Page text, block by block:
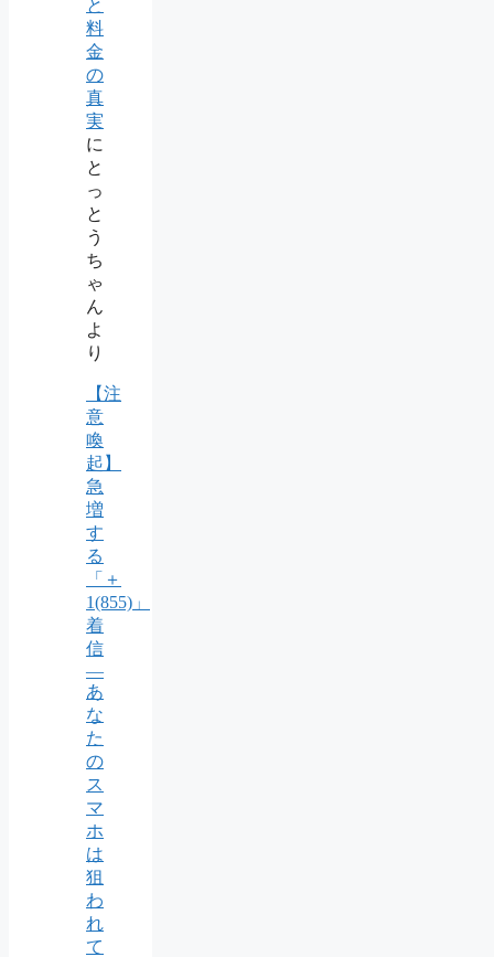
と
料
金
の
真
実
に
と
っ
と
う
ち
ゃ
ん
よ
り
【注
意
喚
起】
急
増
す
る
「＋
1(855)」
着
信
―
あ
な
た
の
ス
マ
ホ
は
狙
わ
れ
て